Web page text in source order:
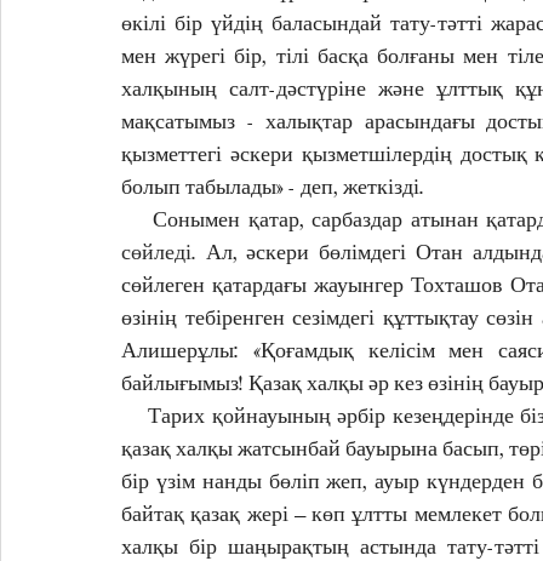
өкілі бір үйдің баласындай тату-тәтті
мен жүрегі бір, тілі басқа болғаны мен
халқының салт-дәстүріне және ұлттық
мақсатымыз - халықтар арасындағы
қызметтегі әскери қызметшілердің
болып табылады» - деп, жеткізді.
Сонымен қатар, сарбаздар атынан
сөйледі. Ал, әскери бөлімдегі Отан
сөйлеген қатардағы жауынгер Тохташов
өзінің тебіренген сезімдегі құттықтау
Алишерұлы: «Қоғамдық келісім мен
байлығымыз! Қазақ халқы әр кез өзінің
Тарих қойнауының әрбір кезеңдерінде
қазақ халқы жатсынбай бауырына басып,
бір үзім нанды бөліп жеп, ауыр күндерден
байтақ қазақ жері – көп ұлтты мемлекет
халқы бір шаңырақтың астында тату-